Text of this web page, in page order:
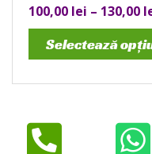
100,00 lei – 130,00
Selectează